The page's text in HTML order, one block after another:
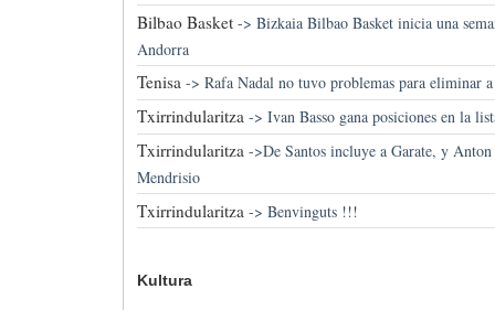
Bilbao Basket-> Bizkaia Bilbao Basket inicia una
Andorra
Tenisa-> Rafa Nadal no tuvo problemas para eliminar
Txirrindularitza-> Ivan Basso gana posiciones en la
Txirrindularitza->De Santos incluye a Garate, y
Mendrisio
Txirrindularitza -> Benvinguts !!!
Kultura